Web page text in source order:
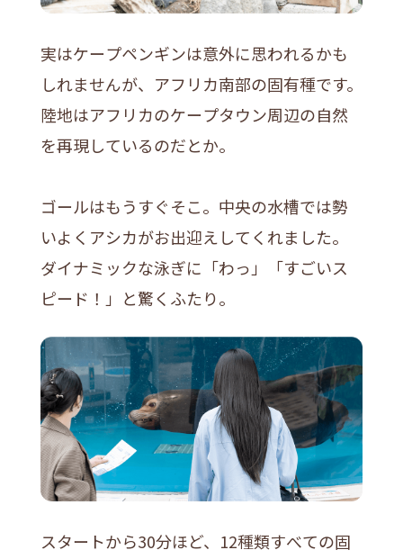
実はケープペンギンは意外に思われるかも
しれませんが、アフリカ南部の固有種です。
陸地はアフリカのケープタウン周辺の自然
を再現しているのだとか。
ゴールはもうすぐそこ。中央の水槽では勢
いよくアシカがお出迎えしてくれました。
ダイナミックな泳ぎに「わっ」「すごいス
ピード！」と驚くふたり。
スタートから30分ほど、12種類すべての固